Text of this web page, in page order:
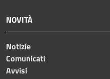
NOVITÀ
Notizie
Comunicati
Avvisi